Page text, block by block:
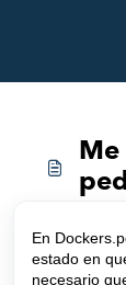
En
estado en
necesario